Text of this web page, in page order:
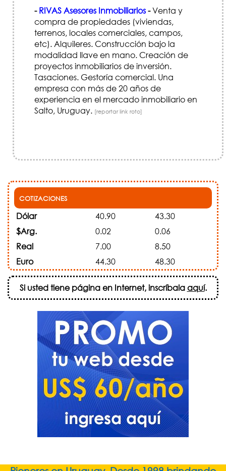
- RIVAS Asesores Inmobiliarios-Venta y
compra de propiedades (viviendas,
terrenos, locales comerciales, campos,
etc). Alquileres. Construcción bajo la
modalidad llave en mano. Creación de
proyectos inmobiliarios de inversión.
Tasaciones. Gestoría comercial. Una
empresa con más de 20 años de
experiencia en el mercado inmobiliario en
Salto, Uruguay. [reportar link roto]
COTIZACIONES
Dólar 40.90
43.30
$Arg.
0.02
0.06
Real
7.00
8.50
Euro
44.30 48.30
Si usted tiene página en Internet, inscríbalaaquí.